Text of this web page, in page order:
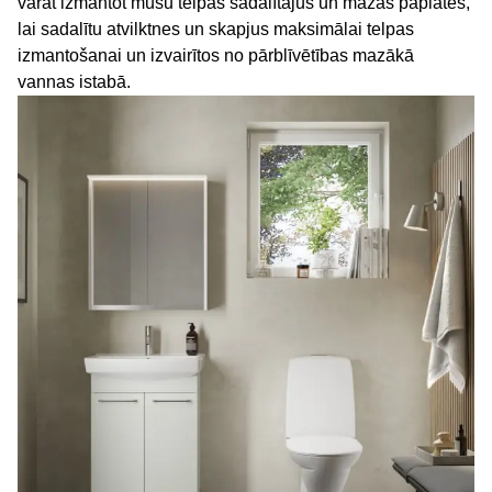
lai sadalītu atvilktnes un skapjus maksimālai telpas
izmantošanai un izvairītos no pārblīvētības mazākā
vannas istabā.